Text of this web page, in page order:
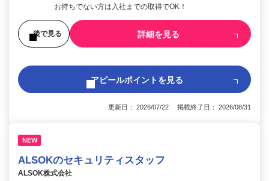
お持ちでない方は入社までの取得でOK！
後で見る 詳細を見る
アピールポイントを見る
更新日： 2026/07/22 掲載終了日： 2026/08/31
NEW
ALSOKのセキュリティスタッフ
ALSOK株式会社